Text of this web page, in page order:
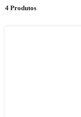
4 Produtos